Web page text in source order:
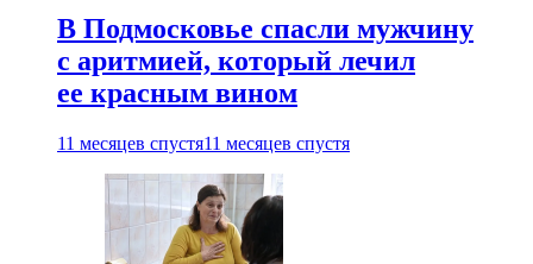
В Подмосковье спасли мужчину
с аритмией, который лечил
ее красным вином
11 месяцев спустя11 месяцев спустя